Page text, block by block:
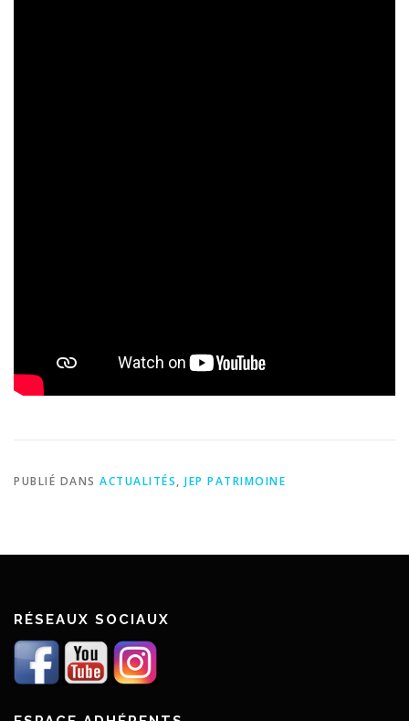
PUBLIÉ DANS ACTUALITÉS, JEP PATRIMOINE
RÉSEAUX SOCIAUX